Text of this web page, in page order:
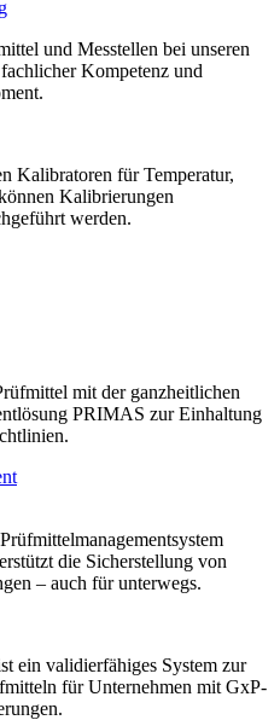
und Messtellen bei unseren
Kompetenz und
Kalibratoren für Temperatur,
Kalibrierungen
werden.
mit der ganzheitlichen
PRIMAS zur Einhaltung
die Sicherstellung von
– auch für unterwegs.
ein validierfähiges System zur
für Unternehmen mit GxP-